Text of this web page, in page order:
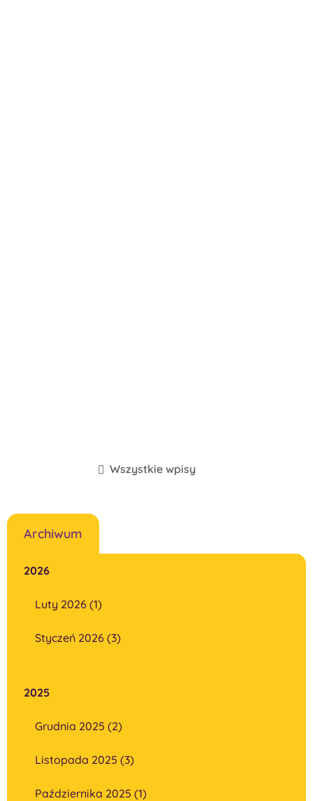
Wszystkie wpisy
Archiwum
2026
Luty 2026 (1)
Styczeń 2026 (3)
2025
Grudnia 2025 (2)
Listopada 2025 (3)
Października 2025 (1)